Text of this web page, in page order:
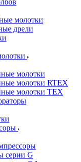
молотки
дрели
молотки
молотки RTEX
молотки TEX
серии G